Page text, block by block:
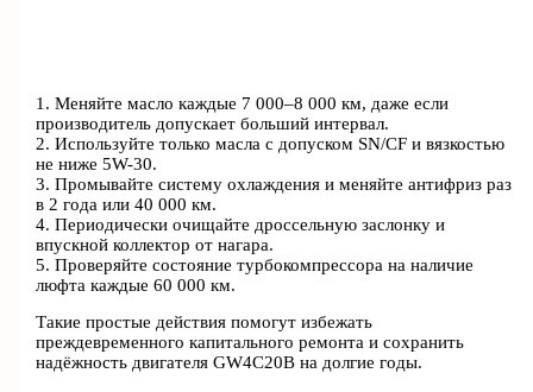
1. Меняйте масло каждые 7 000–8 000 км, даже если
производитель допускает больший интервал.
2. Используйте только масла с допуском SN/CF и вязкостью
не ниже 5W-30.
3. Промывайте систему охлаждения и меняйте антифриз раз
в 2 года или 40 000 км.
4. Периодически очищайте дроссельную заслонку и
впускной коллектор от нагара.
5. Проверяйте состояние турбокомпрессора на наличие
люфта каждые 60 000 км.
Такие простые действия помогут избежать
преждевременного капитального ремонта и сохранить
надёжность двигателя GW4C20B на долгие годы.